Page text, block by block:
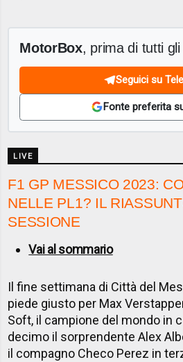
MotorBox, prima di tutti gli
Seguici su
Fonte preferita
LIVE
F1 GP MESSICO 2023:
NELLE PL1? IL
SESSIONE
Vai al sommario
Il fine settimana di Città del
piede giusto per Max
Soft, il campione del mondo in
decimo il sorprendente Alex
il compagno Checo Perez in